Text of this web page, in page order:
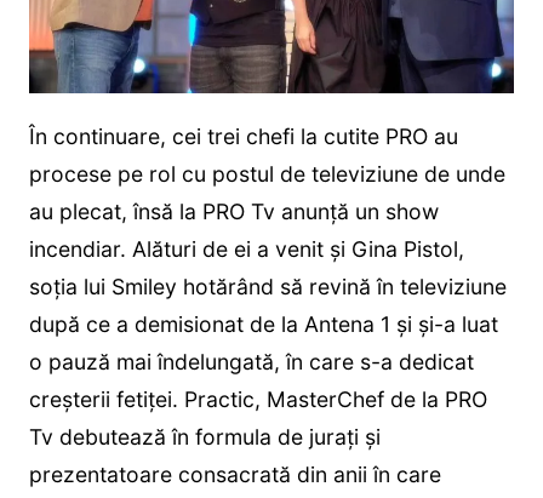
În continuare, cei trei chefi la cutite PRO au
procese pe rol cu postul de televiziune de unde
au plecat, însă la PRO Tv anunță un show
incendiar. Alături de ei a venit și Gina Pistol,
soția lui Smiley hotărând să revină în televiziune
după ce a demisionat de la Antena 1 și și-a luat
o pauză mai îndelungată, în care s-a dedicat
creșterii fetiței. Practic, MasterChef de la PRO
Tv debutează în formula de jurați și
prezentatoare consacrată din anii în care